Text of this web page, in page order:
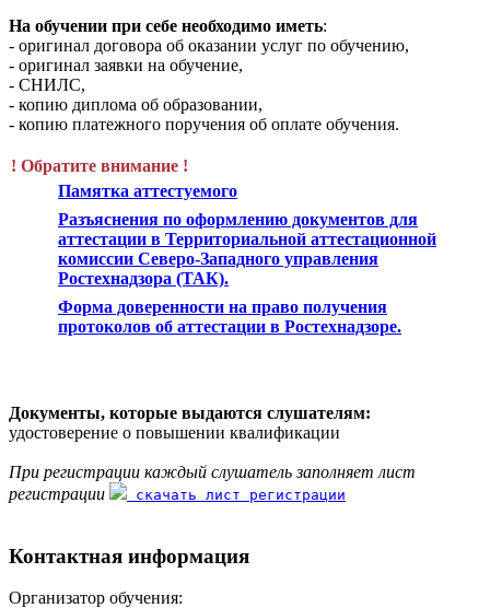
На обучении при себе необходимо иметь:
- оригинал договора об оказании услуг по обучению,
- оригинал заявки на обучение,
- СНИЛС,
- копию диплома об образовании,
- копию платежного поручения об оплате обучения.
! Обратите внимание !
Памятка аттестуемого
Разъяснения по оформлению документов для
аттестации в Территориальной аттестационной
комиссии Северо-Западного управления
Ростехнадзора (ТАК).
Форма доверенности на право получения
протоколов об аттестации в Ростехнадзоре.
Документы, которые выдаются слушателям:
удостоверение о повышении квалификации
При регистрации каждый слушатель заполняет лист
регистрации
скачать лист регистрации
Контактная информация
Организатор обучения: